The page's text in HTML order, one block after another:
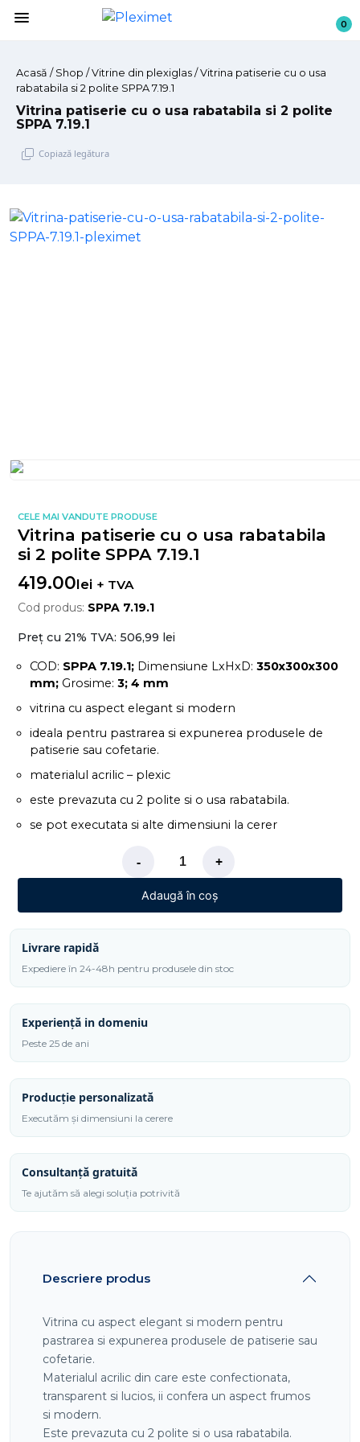
menu 0
Acasă / Shop / Vitrine din plexiglas / Vitrina patiserie cu o usa
rabatabila si 2 polite SPPA 7.19.1
Vitrina patiserie cu o usa rabatabila si 2 polite
SPPA 7.19.1
Copiază legătura
Sari
CELE MAI VANDUTE PRODUSE
Vitrina patiserie cu o usa rabatabila
si 2 polite SPPA 7.19.1
419.00lei + TVA
Cod produs: SPPA 7.19.1
Preț cu 21% TVA: 506,99 lei
COD: SPPA 7.19.1; Dimensiune LxHxD: 350x300x300
mm; Grosime: 3; 4 mm
vitrina cu aspect elegant si modern
ideala pentru pastrarea si expunerea produsele de
patiserie sau cofetarie.
materialul acrilic – plexic
este prevazuta cu 2 polite si o usa rabatabila.
se pot executata si alte dimensiuni la cerer
- +
Adaugă în coș
Livrare rapidă
Expediere în 24-48h pentru produsele din stoc
Experiență in domeniu
Peste 25 de ani
Producție personalizată
Executăm și dimensiuni la cerere
Consultanță gratuită
Te ajutăm să alegi soluția potrivită
Descriere produs
Vitrina cu aspect elegant si modern pentru
pastrarea si expunerea produsele de patiserie sau
cofetarie.
Materialul acrilic din care este confectionata,
transparent si lucios, ii confera un aspect frumos
si modern.
Este prevazuta cu 2 polite si o usa rabatabila.